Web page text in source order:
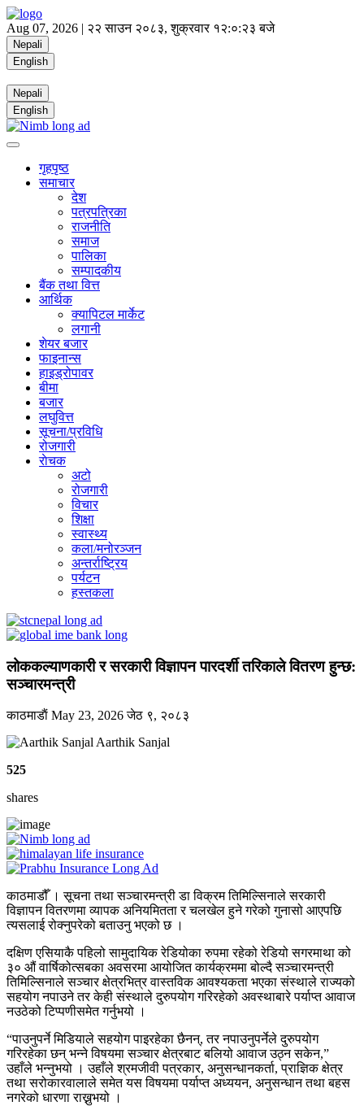
Aug 07, 2026 | २२ साउन २०८३, शुक्रवार १२:०:२४ बजे
Nepali
English
Nepali
English
गृहपृष्ठ
समाचार
देश
पत्रपत्रिका
राजनीति
समाज
पालिका
सम्पादकीय
बैंक तथा वित्त
आर्थिक
क्यापिटल मार्केट
लगानी
शेयर बजार
फाइनान्स
हाइड्रोपावर
बीमा
बजार
लघुवित्त
सूचना/प्रविधि
रोजगारी
राेचक
अटो
रोजगारी
विचार
शिक्षा
स्वास्थ्य
कला/मनोरञ्जन
अन्तर्राष्ट्रिय
पर्यटन
हस्तकला
लोककल्याणकारी र सरकारी विज्ञापन पारदर्शी तरिकाले वितरण हुन्छ:
सञ्चारमन्त्री
काठमाडाैं May 23, 2026जेठ ९, २०८३
Aarthik Sanjal
525
shares
काठमाडौँ । सूचना तथा सञ्चारमन्त्री डा विक्रम तिमिल्सिनाले सरकारी
विज्ञापन वितरणमा व्यापक अनियमितता र चलखेल हुने गरेको गुनासो आएपछि
त्यसलाई रोक्नुपरेको बताउनु भएको छ ।
दक्षिण एसियाकै पहिलो सामुदायिक रेडियोका रुपमा रहेको रेडियो सगरमाथा को
३० औं वार्षिकोत्सबका अवसरमा आयोजित कार्यक्रममा बोल्दै सञ्चारमन्त्री
तिमिल्सिनाले सञ्चार क्षेत्रभित्र वास्तविक आवश्यकता भएका संस्थाले राज्यको
सहयोग नपाउने तर केही संस्थाले दुरुपयोग गरिरहेको अवस्थाबारे पर्याप्त आवाज
नउठेको टिप्पणीसमेत गर्नुभयो ।
“पाउनुपर्ने मिडियाले सहयोग पाइरहेका छैनन्, तर नपाउनुपर्नेले दुरुपयोग
गरिरहेका छन् भन्ने विषयमा सञ्चार क्षेत्रबाट बलियो आवाज उठ्न सकेन,”
उहाँले भन्नुभयो । उहाँले श्रमजीवी पत्रकार, अनुसन्धानकर्ता, प्राज्ञिक क्षेत्र
तथा सरोकारवालाले समेत यस विषयमा पर्याप्त अध्ययन, अनुसन्धान तथा बहस
नगरेको धारणा राख्नुभयो ।